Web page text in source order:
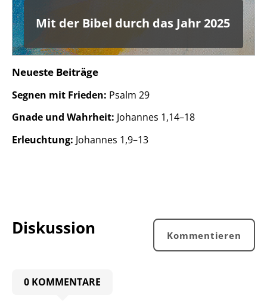
Mit der Bibel durch das Jahr 2025
Neueste Beiträge
Segnen mit Frieden: Psalm 29
Gnade und Wahrheit: Johannes 1,14–18
Erleuchtung: Johannes 1,9–13
Diskussion Kommentieren
0 KOMMENTARE